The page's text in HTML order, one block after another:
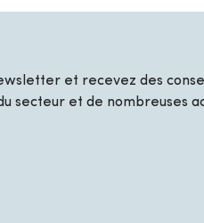
et recevez des
secteur et de nombreuses